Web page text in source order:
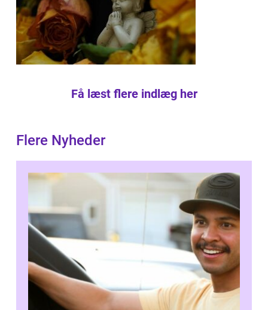
Få læst flere indlæg her
Flere Nyheder